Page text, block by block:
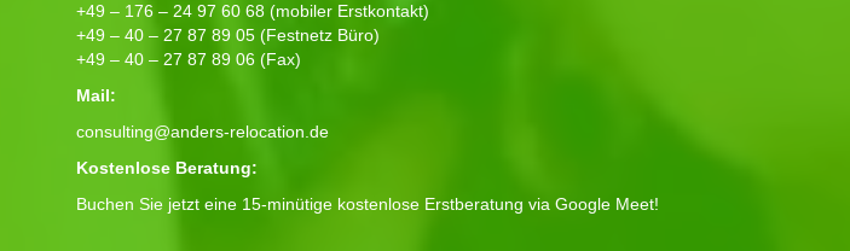
+49 – 176 – 24 97 60 68 (mobiler Erstkontakt)
+49 – 40 – 27 87 89 05 (Festnetz Büro)
+49 – 40 – 27 87 89 06 (Fax)
Mail:
consulting@anders-relocation.de
Kostenlose Beratung:
Buchen Sie jetzt eine 15-minütige kostenlose Erstberatung via Google Meet!